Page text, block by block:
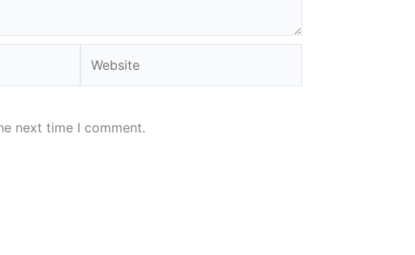
next time I comment.